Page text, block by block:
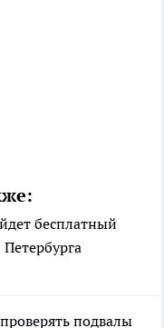
бесплатный
подвалы